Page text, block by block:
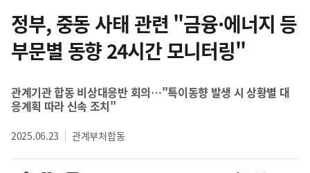
텐
츠
영
정부, 중동 사태 관련 "금융·에너지 등
부문별 동향 24시간 모니터링"
관계기관 합동 비상대응반 회의…"특이동향 발생 시 상황별 대
응계획 따라 신속 조치"
2025.06.23 관계부처합동